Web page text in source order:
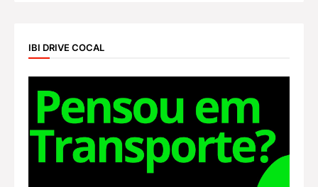
IBI DRIVE COCAL